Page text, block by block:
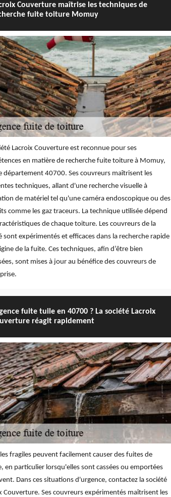
Couverture maîtrise les techniques de
fuite toiture Momuy
Lacroix Couverture est reconnue pour ses
en matière de recherche fuite toiture à Momuy,
département 40700. Ses couvreurs maîtrisent les
techniques, allant d'une recherche visuelle à
de matériel tel qu'une caméra endoscopique ou des
comme les gaz traceurs. La technique utilisée dépend
de chaque toiture. Les couvreurs de la
sont expérimentés et efficaces dans la recherche rapide
de la fuite. Ces techniques, afin d’être bien
sont mises à jour au bénéfice des couvreurs de
fuite tuile en 40700 ? La société Lacroix
réagit rapidement
fragiles peuvent facilement causer des fuites de
en particulier lorsqu'elles sont cassées ou emportées
Dans ces situations d'urgence, contactez la société
Couverture. Ses couvreurs expérimentés maîtrisent les